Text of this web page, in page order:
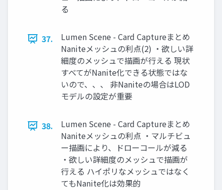
る
37.
Lumen Scene - Card Captureまとめ
Naniteメッシュの利点(2) ・欲しい詳
細度のメッシュで描画が行える 現状
すべてがNanite化できる状態ではな
いので、、、 非Naniteの場合はLOD
モデルの設定が重要
38.
Lumen Scene - Card Captureまとめ
Naniteメッシュの利点 ・マルチビュ
ー描画により、ドローコールが減る
・欲しい詳細度のメッシュで描画が
行える ハイポリなメッシュではなく
てもNanite化は効果的